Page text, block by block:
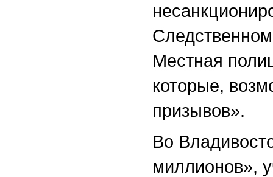
Местная
которые,
призывов».
Во
миллионов»,